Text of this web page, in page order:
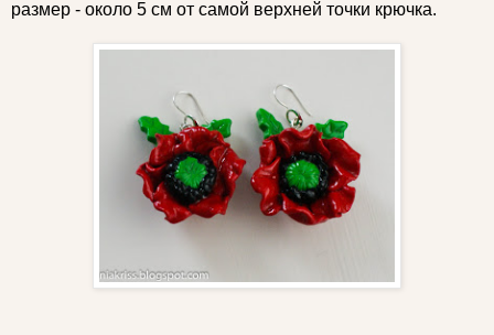
размер - около 5 см от самой верхней точки крючка.